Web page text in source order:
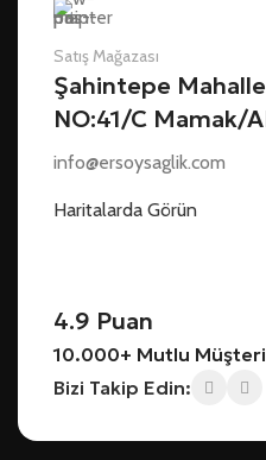
Satış Mağazası
Şahintepe
NO:41/C Mamak/
info@ersoysaglik.com
Haritalarda Görün
4.9 Puan
10.000+ Mutlu Müşteri
Bizi Takip Edin: